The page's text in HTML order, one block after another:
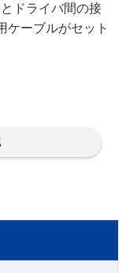
ドライバ間の接
ケーブルがセット